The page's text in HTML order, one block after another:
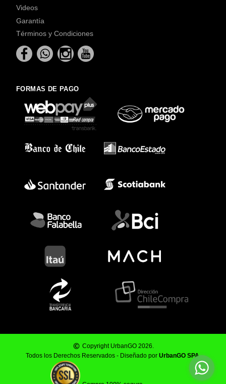
Videos
Garantía
Términos y Condiciones
FORMAS DE PAGO
Copyright UrbanGO 2026.
Todos los Derechos Reservados - Diseñado por UrbanGO SPA.